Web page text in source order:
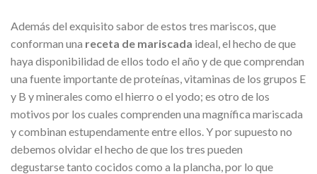
Además del exquisito sabor de estos tres mariscos, que
conforman una receta de mariscada ideal, el hecho de que
haya disponibilidad de ellos todo el año y de que comprendan
una fuente importante de proteínas, vitaminas de los grupos E
y B y minerales como el hierro o el yodo; es otro de los
motivos por los cuales comprenden una magnífica mariscada
y combinan estupendamente entre ellos. Y por supuesto no
debemos olvidar el hecho de que los tres pueden
degustarse tanto cocidos como a la plancha, por lo que